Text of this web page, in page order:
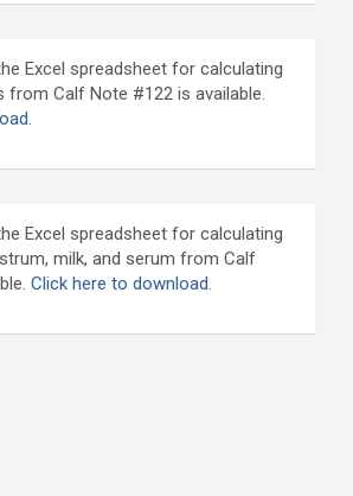
Excel spreadsheet for calculating
from Calf Note #122 is available.
Excel spreadsheet for calculating
milk, and serum from Calf
Click here to download.